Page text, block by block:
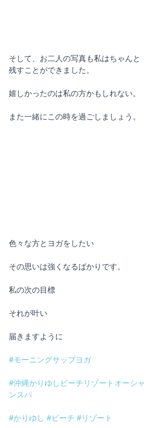
そして、お二人の写真も私はちゃんと
残すことができました。
嬉しかったのは私の方かもしれない。
また一緒にこの時を過ごしましょう。
色々な方とヨガをしたい
その思いは強くなるばかりです。
私の次の目標
それが叶い
届きますように
#モーニングサップヨガ
#沖縄かりゆしビーチリゾートオーシャ
ンスパ
#かりゆし #ビーチ #リゾート